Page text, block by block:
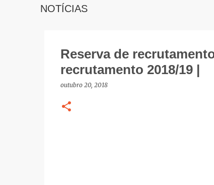
NOTÍCIAS
Reserva de
recrutamento 2018/19 |
outubro 20, 2018